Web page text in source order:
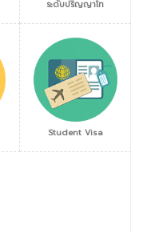
ระดับปริญญาโท
Student Visa